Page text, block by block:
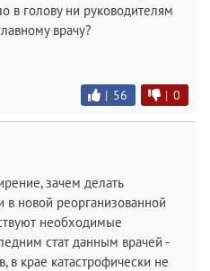
в голову ни руководителям
врачу?
| 56 | 0
зачем делать
в новой реорганизованной
необходимые
стат данным врачей -
в крае катастрофически не